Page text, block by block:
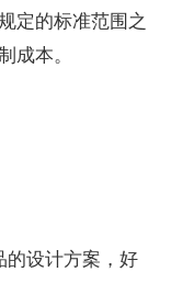
定的标准范围之
本。
设计方案，好